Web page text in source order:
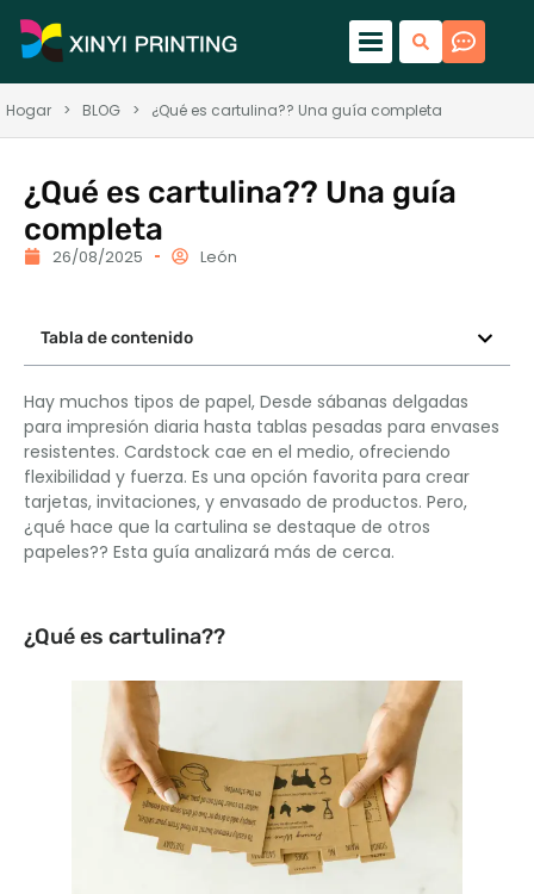
Hogar > BLOG > ¿Qué es cartulina?? Una guía completa
¿Qué es cartulina?? Una guía
completa
26/08/2025 León
Tabla de contenido
Hay muchos tipos de papel, Desde sábanas delgadas
para impresión diaria hasta tablas pesadas para envases
resistentes. Cardstock cae en el medio, ofreciendo
flexibilidad y fuerza. Es una opción favorita para crear
tarjetas, invitaciones, y envasado de productos. Pero,
¿qué hace que la cartulina se destaque de otros
papeles?? Esta guía analizará más de cerca.
¿Qué es cartulina??